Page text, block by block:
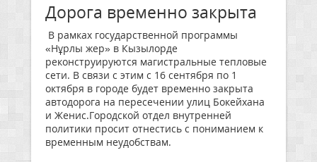
Дорога временно закрыта
В рамках государственной программы
«Нұрлы жер» в Кызылорде
реконструируются магистральные тепловые
сети. В связи с этим с 16 сентября по 1
октября в городе будет временно закрыта
автодорога на пересечении улиц Бокейхана
и Женис.Городской отдел внутренней
политики просит отнестись с пониманием к
временным неудобствам.